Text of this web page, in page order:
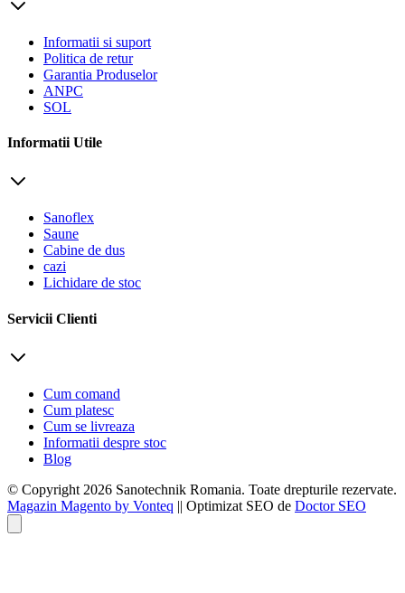
Informatii si suport
Politica de retur
Garantia Produselor
ANPC
SOL
Informatii Utile
Sanoflex
Saune
Cabine de dus
cazi
Lichidare de stoc
Servicii Clienti
Cum comand
Cum platesc
Cum se livreaza
Informatii despre stoc
Blog
© Copyright 2026 Sanotechnik Romania. Toate drepturile rezervate.
Magazin Magento by Vonteq || Optimizat SEO de Doctor SEO